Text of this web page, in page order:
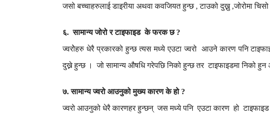
जसोबच्चाहरुलाईडाइरीयाअथवाकवजियतहुन्छ,टाउकोदुख्नु,जोरोमाचिसो
६.सामान्यजोरोरटाइफाइड केफरकछ?
ज्वरोेहरु धेरै प्रकारको हुन्छ त्यस मध्ये एउटा ज्वरो आउने कारण पनि
दुख्नेहुन्छ । जोसामान्यऔषधिगरेपछिनिकोहुन्छतर टाइफाइडमानिकोहुन
७.सामान्यज्वरोआउनुकोमुख्यकारणकेहो?
ज्वरोआउनुकोधेरैकारणहरहुन्छन् जसमध्येपनि एउटाकारण हो टाइफाइड